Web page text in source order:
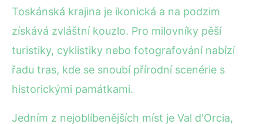
Toskánská krajina je ikonická a na podzim
získává zvláštní kouzlo. Pro milovníky pěší
turistiky, cyklistiky nebo fotografování nabízí
řadu tras, kde se snoubí přírodní scenérie s
historickými památkami.
Jedním z nejoblíbenějších míst je Val d'Orcia,